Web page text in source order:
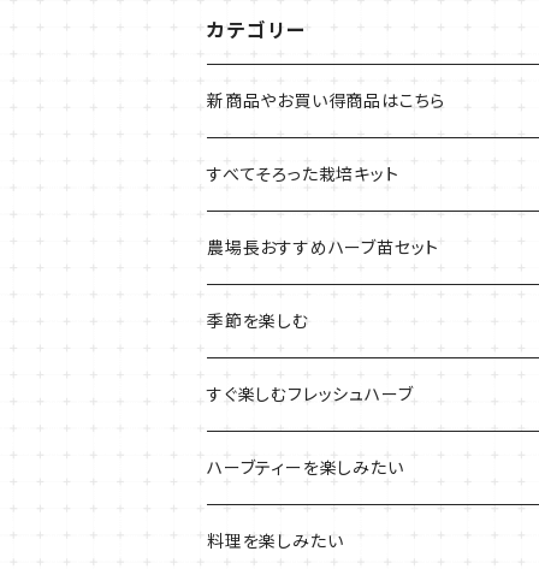
カテゴリー
新商品やお買い得商品はこちら
今イチオシの商品
季節のおすすめ商品
すべてそろった栽培キット
フェルトプランターの栽培キット
ルーツポーチの栽培キット
ブリキプランターの栽培キット
木製プランターの栽培キット
プラ製プランターの栽培キット
農場長おすすめハーブ苗セット
農場長おすすめセット
おすすめの寄せ植え
季節を楽しむ
2022年のお正月
2022年の母の日
2021年の敬老の日
すぐ楽しむフレッシュハーブ
ハーブミックス
ハーブブーケ
ハーブティーを楽しみたい
ハーブティーの定番ハーブ
料理を楽しみたい